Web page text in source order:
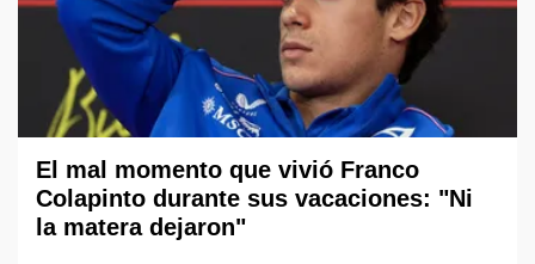
El mal momento que vivió Franco
Colapinto durante sus vacaciones: "Ni
la matera dejaron"